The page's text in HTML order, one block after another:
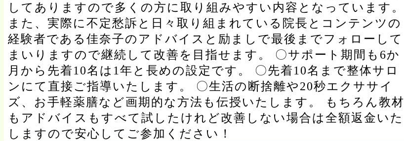
してありますので多くの方に取り組みやすい内容となっています。
また、実際に不定愁訴と日々取り組まれている院長とコンテンツの
経験者である佳奈子のアドバイスと励ましで最後までフォローして
まいりますので継続して改善を目指せます。 〇サポート期間も6か
月から先着10名は1年と長めの設定です。 〇先着10名まで整体サロ
ンにて直接ご指導いたします。 〇生活の断捨離や20秒エクササイ
ズ、お手軽薬膳など画期的な方法も伝授いたします。 もちろん教材
もアドバイスもすべて試したけれど改善しない場合は全額返金いた
しますので安心してご参加ください！